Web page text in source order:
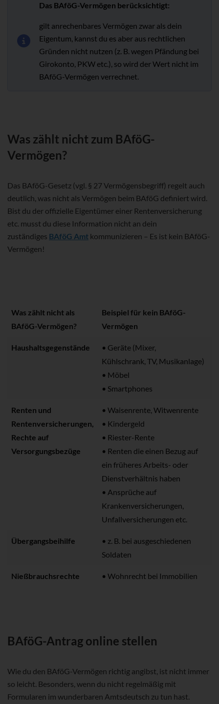
Das BAföG-Vermögen berücksichtigt:
gilt anrechenbares Vermögen zwar als dein
Eigentum, kannst du es aber aus rechtlichen
Gründen nicht nutzen (z. B. wegen Pfändung bei
Girokonto, PKW etc.), so wird der Wert nicht im
BAföG-Vermögen verrechnet.
Was zählt nicht zum BAföG-
Vermögen?
Das BAföG-Gesetz (vgl. § 27 Vermögensbegriff) regelt auch
deutlich, was nicht als Vermögen beim BAföG definiert wird.
Bist du der offizielle Eigentümer einer Rentenversicherung
etc. musst du diese Information nicht an dein
zuständiges BAföG Amt kommunizieren – Es ist kein BAföG-
Vermögen!
Was zählt nicht als
BAföG-Vermögen?
Beispiel für kein BAföG-
Vermögen
Haushaltsgegenstände
• Geräte (Mixer,
Kühlschrank, TV, Musikanlage)
• Möbel
• Smartphones
Renten und
Rentenversicherungen,
Rechte auf
Versorgungsbezüge
• Waisenrente, Witwenrente
• Kindergeld
• Riester-Rente
• Renten die einen Bezug auf
ein früheres Arbeits- oder
Dienstverhältnis haben
• Ansprüche auf
Krankenversicherungen,
Unfallversicherungen etc.
Übergangsbeihilfe
• z. B. bei ausgeschiedenen
Soldaten
Nießbrauchsrechte • Wohnrecht bei Immobilien
BAföG-Antrag online stellen
Wie du den BAföG-Vermögen richtig angibst, ist nicht immer
so leicht. Besonders, wenn du nicht regelmäßig mit
Formularen im wunderbaren Amtsdeutsch zu tun hast.